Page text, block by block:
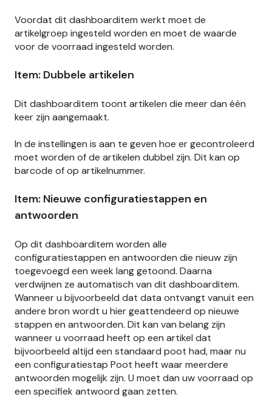
Voordat dit dashboarditem werkt moet de
artikelgroep ingesteld worden en moet de waarde
voor de voorraad ingesteld worden.
Item: Dubbele artikelen
Dit dashboarditem toont artikelen die meer dan één
keer zijn aangemaakt.
In de instellingen is aan te geven hoe er gecontroleerd
moet worden of de artikelen dubbel zijn. Dit kan op
barcode of op artikelnummer.
Item: Nieuwe configuratiestappen en
antwoorden
Op dit dashboarditem worden alle
configuratiestappen en antwoorden die nieuw zijn
toegevoegd een week lang getoond. Daarna
verdwijnen ze automatisch van dit dashboarditem.
Wanneer u bijvoorbeeld dat data ontvangt vanuit een
andere bron wordt u hier geattendeerd op nieuwe
stappen en antwoorden. Dit kan van belang zijn
wanneer u voorraad heeft op een artikel dat
bijvoorbeeld altijd een standaard poot had, maar nu
een configuratiestap Poot heeft waar meerdere
antwoorden mogelijk zijn. U moet dan uw voorraad op
een specifiek antwoord gaan zetten.